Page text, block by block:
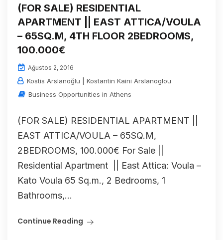
(FOR SALE) RESIDENTIAL
APARTMENT || EAST ATTICA/VOULA
– 65SQ.M, 4TH FLOOR 2BEDROOMS,
100.000€
Ağustos 2, 2016
Kostis Arslanoğlu | Kostantin Kaini Arslanoglou
Business Opportunities in Athens
(FOR SALE) RESIDENTIAL APARTMENT ||
EAST ATTICA/VOULA – 65SQ.M,
2BEDROOMS, 100.000€ For Sale ||
Residential Apartment || East Attica: Voula –
Kato Voula 65 Sq.m., 2 Bedrooms, 1
Bathrooms,...
Continue Reading